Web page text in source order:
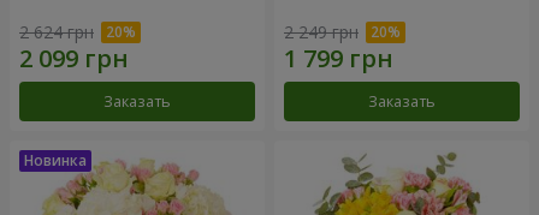
2 624 грн
Заказать
2 249 грн
Заказать